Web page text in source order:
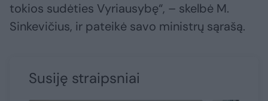
tokios sudėties Vyriausybę“, – skelbė M.
Sinkevičius, ir pateikė savo ministrų sąrašą.
Susiję straipsniai